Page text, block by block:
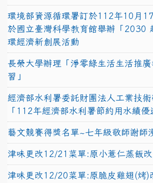
環境部資源循環署訂於112年10月
於國立臺灣科學教育館舉辦「2030
環經濟新創展活動
長榮大學辦理「淨零綠生活生活推
習」
經濟部水利署委託財團法人工業技
「112年經濟部水利署節約用水績優
藝文競賽得獎名單~七年級敬師謝師
津味更改12/21菜單:原小薏仁蒸飯
津味更改12/20菜單:原脆皮雞翅(烤)